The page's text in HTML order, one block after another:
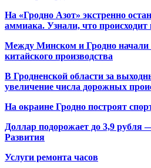
На «Гродно Азот» экстренно
аммиака. Узнали, что происходит
Между Минском и Гродно начали
китайского производства
В Гродненской области за
увеличение числа дорожных
На окраине Гродно построят
Доллар подорожает до 3,9 рубля
Развития
Услуги ремонта часов